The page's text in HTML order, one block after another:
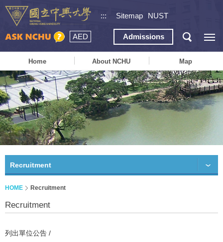
::: Sitemap NUST
AED Admissions
Home About NCHU Map
Recruitment
HOME Recruitment
Recruitment
列出單位公告 /